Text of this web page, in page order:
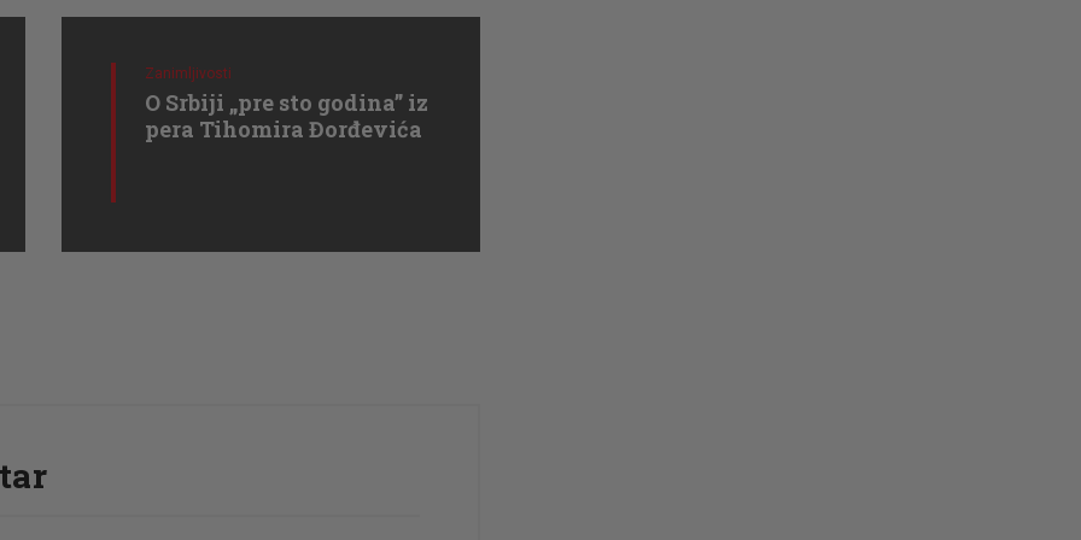
Zanimljivosti
O Srbiji „pre sto godina” iz
pera Tihomira Đorđevića